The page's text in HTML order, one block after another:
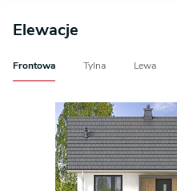
Elewacje
Frontowa Tylna Lewa